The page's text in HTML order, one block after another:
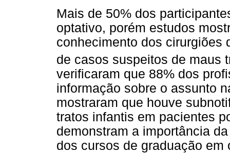
Mais de 50% dos
optativo, porém estudos
conhecimento dos cirurgiões
de casos suspeitos de maus
verificaram que 88% dos
informação sobre o assunto
mostraram que houve
tratos infantis em pacientes
demonstram a importância
dos cursos de graduação em